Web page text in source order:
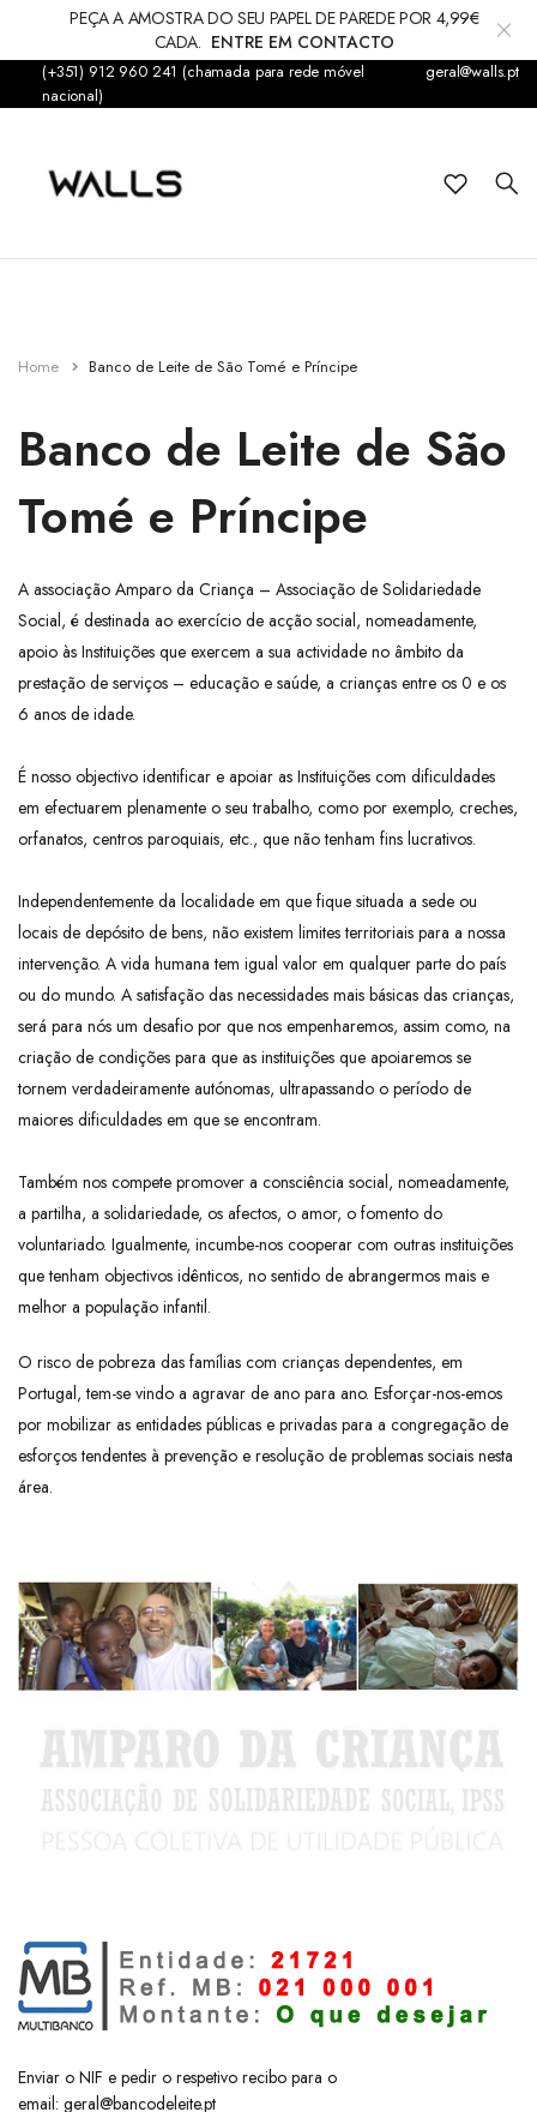
PEÇA A AMOSTRA DO SEU PAPEL DE PAREDE POR 4,99€
CADA. ENTRE EM CONTACTO
(+351) 912 960 241 (chamada para rede móvel
nacional)
geral@walls.pt
Home Banco de Leite de São Tomé e Príncipe
Banco de Leite de São
Tomé e Príncipe
A associação Amparo da Criança – Associação de Solidariedade
Social, é destinada ao exercício de acção social, nomeadamente,
apoio às Instituições que exercem a sua actividade no âmbito da
prestação de serviços – educação e saúde, a crianças entre os 0 e os
6 anos de idade.
É nosso objectivo identificar e apoiar as Instituições com dificuldades
em efectuarem plenamente o seu trabalho, como por exemplo, creches,
orfanatos, centros paroquiais, etc., que não tenham fins lucrativos.
Independentemente da localidade em que fique situada a sede ou
locais de depósito de bens, não existem limites territoriais para a nossa
intervenção. A vida humana tem igual valor em qualquer parte do país
ou do mundo. A satisfação das necessidades mais básicas das crianças,
será para nós um desafio por que nos empenharemos, assim como, na
criação de condições para que as instituições que apoiaremos se
tornem verdadeiramente autónomas, ultrapassando o período de
maiores dificuldades em que se encontram.
Também nos compete promover a consciência social, nomeadamente,
a partilha, a solidariedade, os afectos, o amor, o fomento do
voluntariado. Igualmente, incumbe-nos cooperar com outras instituições
que tenham objectivos idênticos, no sentido de abrangermos mais e
melhor a população infantil.
O risco de pobreza das famílias com crianças dependentes, em
Portugal, tem-se vindo a agravar de ano para ano. Esforçar-nos-emos
por mobilizar as entidades públicas e privadas para a congregação de
esforços tendentes à prevenção e resolução de problemas sociais nesta
área.
Enviar o NIF e pedir o respetivo recibo para o
email: geral@bancodeleite.pt
Papel de Parede
Decorações